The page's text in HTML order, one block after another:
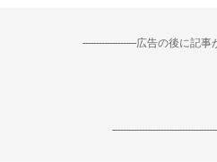
--------------------広告の後に記事